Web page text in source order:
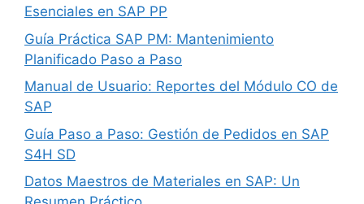
Esenciales en SAP PP
Guía Práctica SAP PM: Mantenimiento
Planificado Paso a Paso
Manual de Usuario: Reportes del Módulo CO de
SAP
Guía Paso a Paso: Gestión de Pedidos en SAP
S4H SD
Datos Maestros de Materiales en SAP: Un